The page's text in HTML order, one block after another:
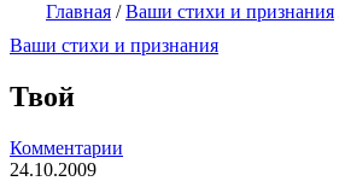
Главная /Ваши стихи и признания
Ваши стихи и признания
Твой
Комментарии
24.10.2009